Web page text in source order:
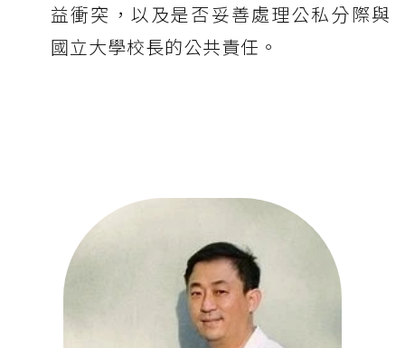
益衝突，以及是否妥善處理公私分際與
國立大學校長的公共責任。